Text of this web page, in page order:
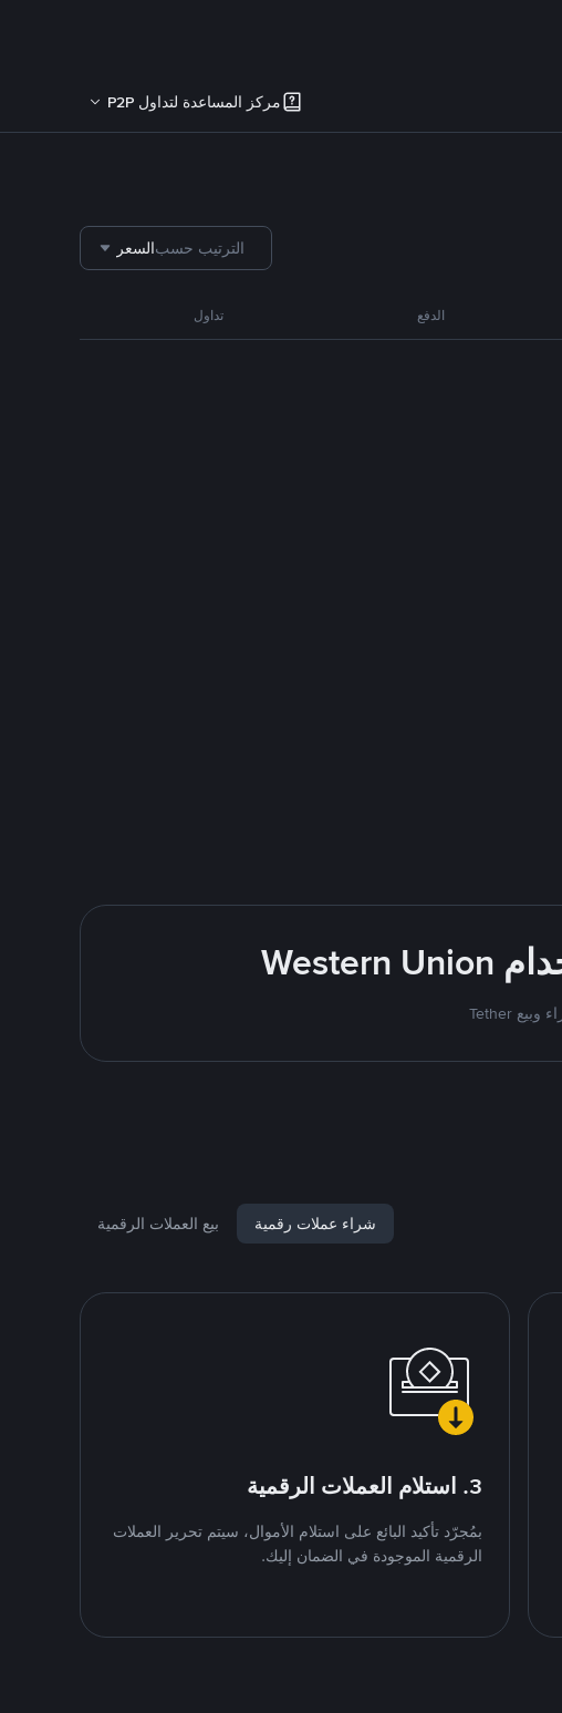
مركز المساعدة لتداول P2P
الترتيب حسبالسعر
الدفع تداول
شراء عملات رقمية بيع العملات الرقمية
3. استلام العملات الرقمية
بمُجرّد تأكيد البائع على استلام الأموال، سيتم تحرير العملات
الرقمية الموجودة في الضمان إليك.